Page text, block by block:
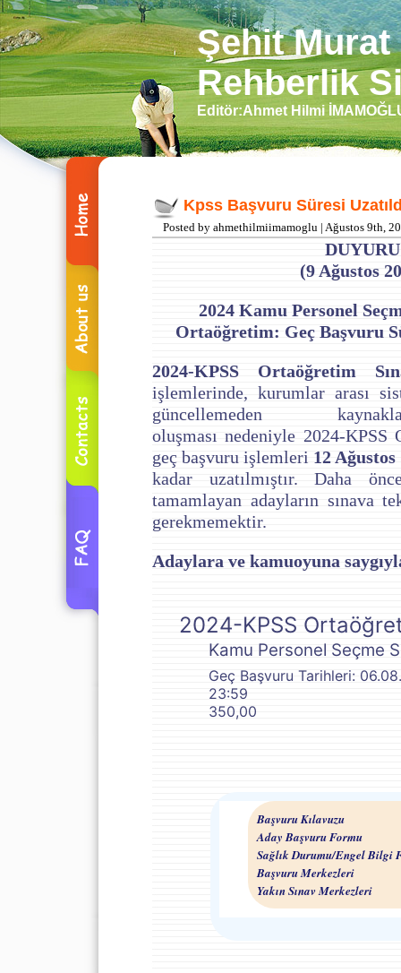
Şehit
Rehberlik
Editör:Ahmet Hilmi
Kpss Başvuru Süresi
Posted by ahmethilmiimamoglu | Ağustos 9th,
DUYURU
(9 Ağustos
2024 Kamu Personel
Ortaöğretim: Geç Başvuru
2024-KPSS Ortaöğretim
işlemlerinde, kurumlar arası
güncellemeden
oluşması nedeniyle 2024-KPSS
geç başvuru işlemleri 12 Ağustos
kadar uzatılmıştır. Daha
tamamlayan adayların sınava
gerekmemektir.
Adaylara ve kamuoyuna
2024-KPSS
Kamu Personel Seçme
Geç Başvuru Tarihleri:
23:59
350,00
Başvuru Kılavuzu
Aday Başvuru Formu
Sağlık Durumu/Engel Bilgi
Başvuru Merkezleri
Yakın Sınav Merkezleri